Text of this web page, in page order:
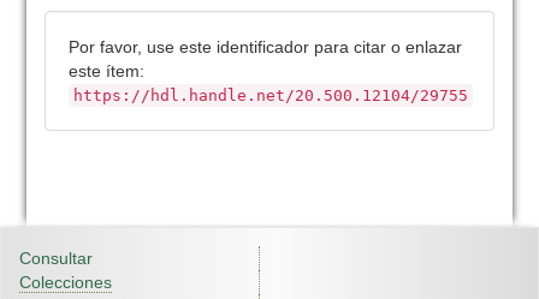
Por favor, use este identificador para citar o enlazar
este ítem:
https://hdl.handle.net/20.500.12104/29755
Consultar
Colecciones